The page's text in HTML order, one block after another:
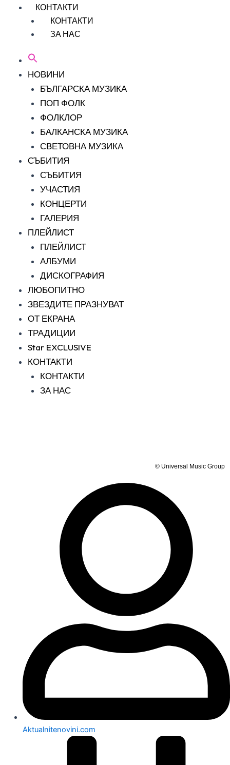
КОНТАКТИ
КОНТАКТИ
ЗА НАС
НОВИНИ
БЪЛГАРСКА МУЗИКА
ПОП ФОЛК
ФОЛКЛОР
БАЛКАНСКА МУЗИКА
СВЕТОВНА МУЗИКА
СЪБИТИЯ
СЪБИТИЯ
УЧАСТИЯ
КОНЦЕРТИ
ГАЛЕРИЯ
ПЛЕЙЛИСТ
ПЛЕЙЛИСТ
АЛБУМИ
ДИСКОГРАФИЯ
ЛЮБОПИТНО
ЗВЕЗДИТЕ ПРАЗНУВАТ
ОТ ЕКРАНА
ТРАДИЦИИ
Star EXCLUSIVE
КОНТАКТИ
КОНТАКТИ
ЗА НАС
© Universal Music Group
Aktualnitenovini.com